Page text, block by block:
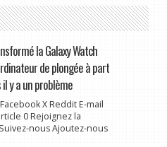
la Galaxy Watch
de plongée à part
y a un problème
X Reddit E-mail
0 Rejoignez la
nous Ajoutez-nous